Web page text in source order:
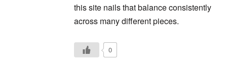
this site nails that balance consistently
across many different pieces.
0